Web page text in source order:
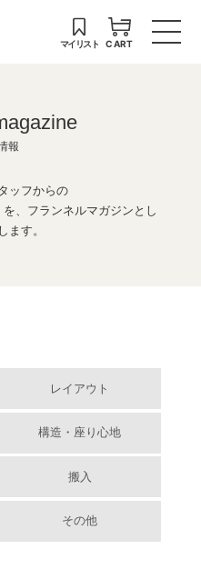
マイリスト CART
報
ッフからの
、フランネルマガジンとし
ます。
レイアウト
構造・座り心地
搬入
その他